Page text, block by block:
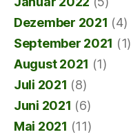
Dezember 2021 (4)
September 2021 (1)
August 2021 (1)
Juli 2021 (8)
Juni 2021 (6)
Mai 2021 (11)